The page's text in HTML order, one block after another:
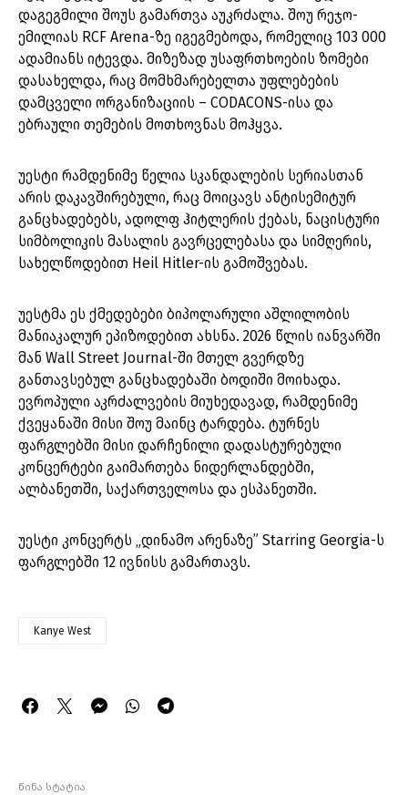
დაგეგმილი შოუს გამართვა აუკრძალა. შოუ რეჯო-
ემილიას RCF Arena-ზე იგეგმებოდა, რომელიც 103 000
ადამიანს იტევდა. მიზეზად უსაფრთხოების ზომები
დასახელდა, რაც მომხმარებელთა უფლებების
დამცველი ორგანიზაციის – CODACONS-ისა და
ებრაული თემების მოთხოვნას მოჰყვა.
უესტი რამდენიმე წელია სკანდალების სერიასთან
არის დაკავშირებული, რაც მოიცავს ანტისემიტურ
განცხადებებს, ადოლფ ჰიტლერის ქებას, ნაცისტური
სიმბოლიკის მასალის გავრცელებასა და სიმღერის,
სახელწოდებით Heil Hitler-ის გამოშვებას.
უესტმა ეს ქმედებები ბიპოლარული აშლილობის
მანიაკალურ ეპიზოდებით ახსნა. 2026 წლის იანვარში
მან Wall Street Journal-ში მთელ გვერდზე
განთავსებულ განცხადებაში ბოდიში მოიხადა.
ევროპული აკრძალვების მიუხედავად, რამდენიმე
ქვეყანაში მისი შოუ მაინც ტარდება. ტურნეს
ფარგლებში მისი დარჩენილი დადასტურებული
კონცერტები გაიმართება ნიდერლანდებში,
ალბანეთში, საქართველოსა და ესპანეთში.
უესტი კონცერტს „დინამო არენაზე” Starring Georgia-ს
ფარგლებში 12 ივნისს გამართავს.
Kanye West
წინა სტატია